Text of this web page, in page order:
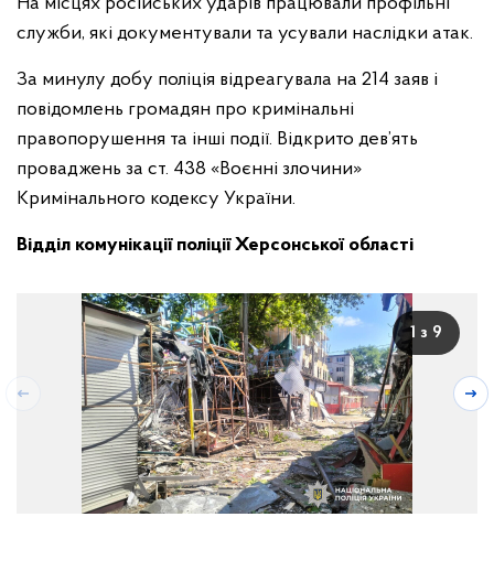
служби, які документували та усували наслідки атак.
За минулу добу поліція відреагувала на 214 заяв і
повідомлень громадян про кримінальні
правопорушення та інші події. Відкрито дев’ять
проваджень за ст. 438 «Воєнні злочини»
Кримінального кодексу України.
Відділ комунікації поліції Херсонської області
1 з 9